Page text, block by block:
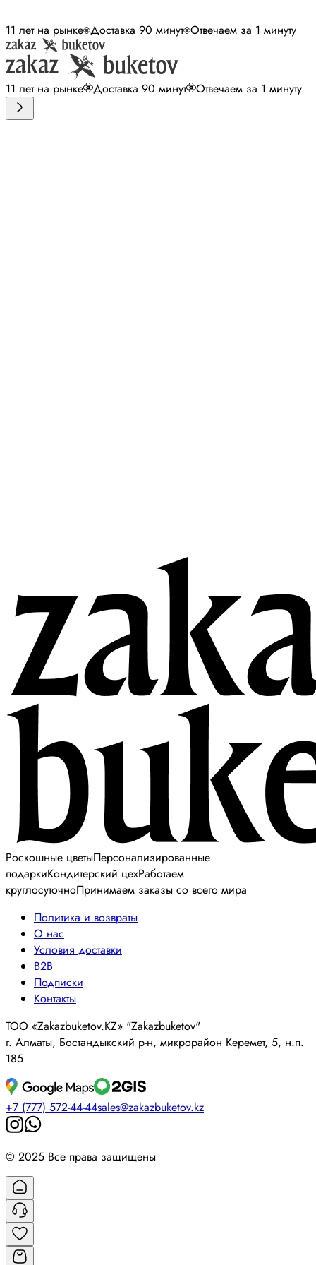
11 лет на рынке Доставка 90 минут Отвечаем за 1 минуту
11 лет на рынке Доставка 90 минут Отвечаем за 1 минуту
Роскошные цветыПерсонализированные
подаркиКондитерский цехРаботаем
круглосуточноПринимаем заказы со всего мира
Политика и возвраты
О нас
Условия доставки
B2B
Подписки
Контакты
ТОО «Zakazbuketov.KZ» "Zakazbuketov"
г. Алматы, Бостандыкский р-н, микрорайон Керемет, 5, н.п.
185
+7 (777) 572-44-44sales@zakazbuketov.kz
© 2025 Все права защищены